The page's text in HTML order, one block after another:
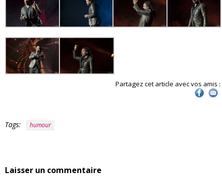
Partagez cet article avec vos amis :
Tags: humour
Laisser un commentaire